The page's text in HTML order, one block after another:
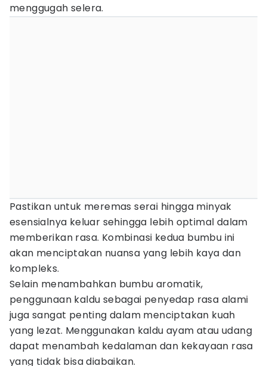
menggugah selera.
Pastikan untuk meremas serai hingga minyak
esensialnya keluar sehingga lebih optimal dalam
memberikan rasa. Kombinasi kedua bumbu ini
akan menciptakan nuansa yang lebih kaya dan
kompleks.
Selain menambahkan bumbu aromatik,
penggunaan kaldu sebagai penyedap rasa alami
juga sangat penting dalam menciptakan kuah
yang lezat. Menggunakan kaldu ayam atau udang
dapat menambah kedalaman dan kekayaan rasa
yang tidak bisa diabaikan.